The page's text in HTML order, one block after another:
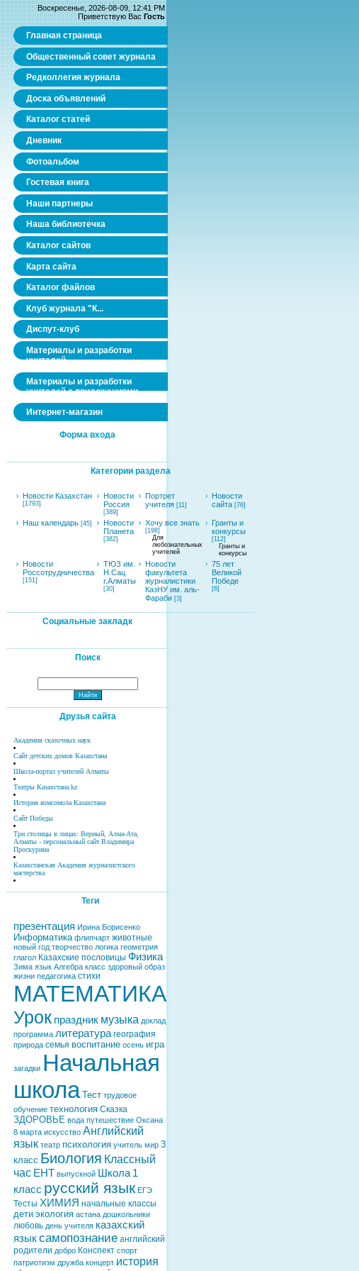
Воскресенье, 2026-08-09, 12:41 PM
Приветствую Вас Гость
Главная страница
Общественный совет журнала
Редколлегия журнала
Доска объявлений
Каталог статей
Дневник
Фотоальбом
Гостевая книга
Наши партнеры
Наша библиотечка
Каталог сайтов
Карта сайта
Каталог файлов
Клуб журнала "К...
Диспут-клуб
Материалы и разработки
учителей
Материалы и разработки
учителей с приложениями
Интернет-магазин
Форма входа
Категории раздела
Новости Казахстан
[1793]
Новости
Россия
[389]
Портрет
учителя [11]
Новости
сайта [76]
Наш календарь [45]
Новости
Планета
[382]
Хочу все знать
[198]
Для
любознательных
учителей
Гранты и
конкурсы
[112]
Гранты и
конкурсы
Новости
Россотрудничества
[151]
ТЮЗ им.
Н.Сац
г.Алматы
[30]
Новости
факультета
журналистики
КазНУ им. аль-
Фараби [3]
75 лет
Великой
Победе
[6]
Социальные закладк
Поиск
Друзья сайта
Академия сказочных наук
Сайт детских домов Казахстана
Школа-портал учителей Алматы
Театры Казахстана.kz
История комсомола Казахстана
Сайт Победы
Три столицы в лицах: Верный, Алма-Ата,
Алматы - персональный сайт Владимира
Проскурина
Казахстанская Академия журналистского
мастерства
Теги
презентация Ирина Борисенко
Информатика флипчарт животные
новый год творчество логика геометрия
глагол Казахские пословицы Физика
Зима язык Алгебра класс здоровый образ
жизни педагогика стихи
МАТЕМАТИКА
Урок праздник музыка доклад
программа литература география
природа семья воспитание осень игра
загадки Начальная
школа Тест трудовое
обучение технология Сказка
ЗДОРОВЬЕ вода путешествие Оксана
8 марта искусство Английский
язык театр психология учитель мир 3
класс Биология Классный
час ЕНТ выпускной Школа 1
класс русский язык ЕГЭ
Тесты ХИМИЯ начальные классы
дети экология астана дошкольники
любовь день учителя казахский
языксамопознание английский
родители добро Конспект спорт
патриотизм дружба концерт история